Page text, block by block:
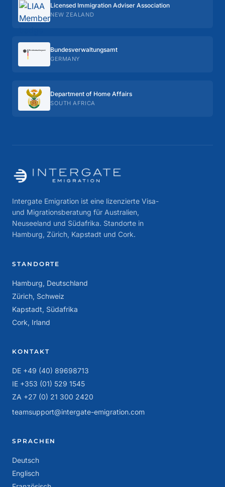
Licensed Immigration Adviser Association
NEW ZEALAND
Bundes­verwaltungs­amt
GERMANY
Department of Home Affairs
SOUTH AFRICA
Intergate Emigration ist eine lizenzierte Visa-
und Migrationsberatung für Australien,
Neuseeland und Südafrika. Standorte in
Hamburg, Zürich, Kapstadt und Cork.
STANDORTE
Hamburg, Deutschland
Zürich, Schweiz
Kapstadt, Südafrika
Cork, Irland
KONTAKT
DE +49 (40) 89698713
IE +353 (01) 529 1545
ZA +27 (0) 21 300 2420
teamsupport@intergate-emigration.com
SPRACHEN
Deutsch
Englisch